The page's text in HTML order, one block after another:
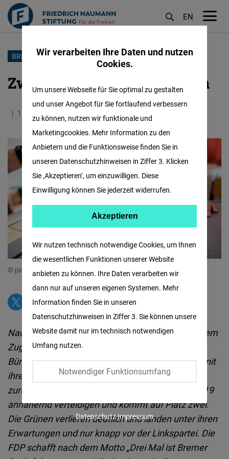
Direkt
Inhalt
EN
BREMEN-WAHL 2023
Zwischen Wut und Tradition
15.05.2023 6.6 Minuten Deutschland
© picture alliance/dpa | Hauke-Christian Dittrich
Nach derzeitigem Stand hat die SPD mit deutlichem
Zugewinn zur vorherigen Wahl die
Bürgerschaftswahl in Bremen gewonnen und damit
ihre Führungsposition im Zwei-Städte-Land
zurückerobert. Die CDU kann ihr Ergebnis von 2019
annähernd verteidigen und kommt auf Platz zwei.
Die Grünen verlieren deutlich und landen unter ihren
Erwartungen und nur knapp vor der Linkspartei. Die
FDP schafft nach dem Motto „Drei Mal ist Bremer
Wir verarbeiten Ihre Daten und nutzen
Cookies.
Wir nutzen technisch notwendige Cookies, um Ihnen
die wesentlichen Funktionen unserer Website
anbieten zu können. Ihre Daten verarbeiten wir
dann nur auf unseren eigenen Systemen. Mehr
Information finden Sie in unseren
Datenschutzhinweisen in Ziffer 3. Sie können unsere
Website damit nur im technisch notwendigen
Umfang nutzen.
Notwendiger Funktionsumfang
Um unsere Webseite für Sie optimal zu gestalten
und unser Angebot für Sie fortlaufend verbessern
zu können, nutzen wir funktionale und
Marketingcookies. Mehr Information zu den
Anbietern und die Funktionsweise finden Sie in
unseren Datenschutzhinweisen in Ziffer 3. Klicken
Sie ‚Akzeptieren‘, um einzuwilligen. Diese
Einwilligung können Sie jederzeit widerrufen.
Facebook
Embed
Twitter
Embed
Instagram
Embed
Google
Maps
Akzeptieren Akzeptieren
DatenschutzImpressum